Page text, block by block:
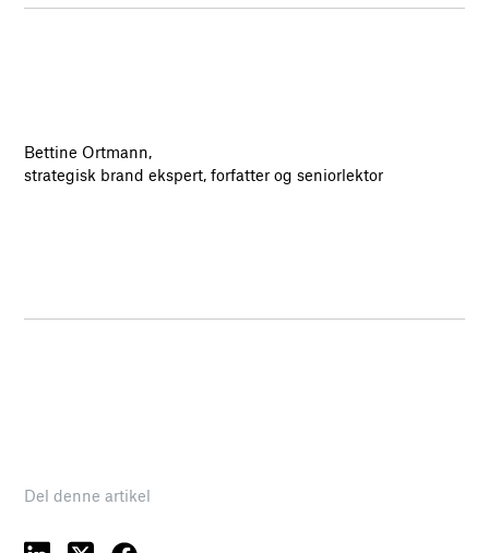
Bettine Ortmann,
strategisk brand ekspert, forfatter og seniorlektor
Del denne artikel